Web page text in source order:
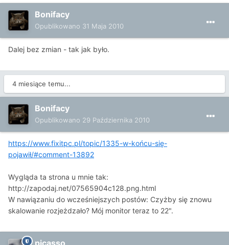
Bonifacy
Opublikowano 31 Maja 2010
Dalej bez zmian - tak jak było.
4 miesiące temu...
Bonifacy
Opublikowano 29 Października 2010
https://www.fixitpc.pl/topic/1335-w-końcu-się-
pojawił/#comment-13892
Wygląda ta strona u mnie tak:
http://zapodaj.net/07565904c128.png.html
W nawiązaniu do wcześniejszych postów: Czyżby się znowu
skalowanie rozjeżdzało? Mój monitor teraz to 22".
picasso